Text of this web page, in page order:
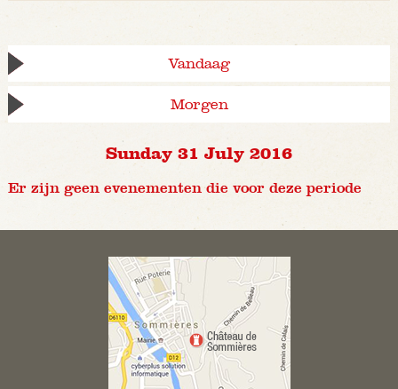
Vandaag
Morgen
Sunday 31 July 2016
Er zijn geen evenementen die voor deze periode